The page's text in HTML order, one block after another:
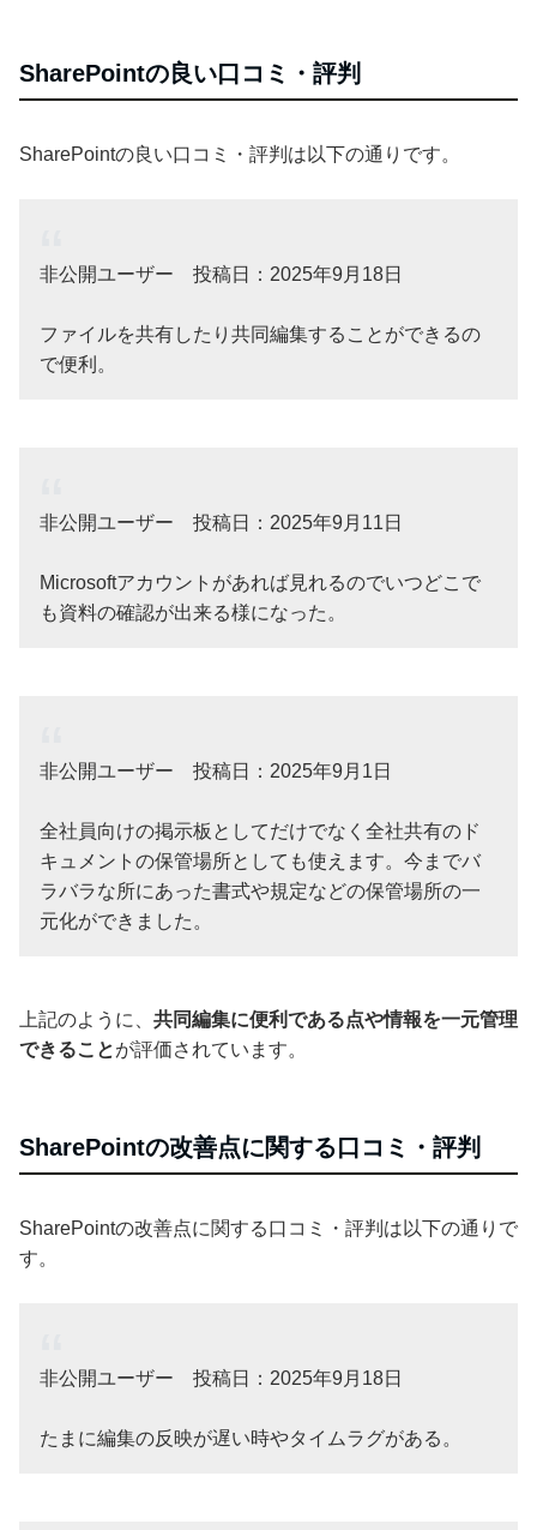
SharePointの良い口コミ・評判
SharePointの良い口コミ・評判は以下の通りです。
非公開ユーザー 投稿日：2025年9月18日
ファイルを共有したり共同編集することができるの
で便利。
非公開ユーザー 投稿日：2025年9月11日
Microsoftアカウントがあれば見れるのでいつどこで
も資料の確認が出来る様になった。
非公開ユーザー 投稿日：2025年9月1日
全社員向けの掲示板としてだけでなく全社共有のド
キュメントの保管場所としても使えます。今までバ
ラバラな所にあった書式や規定などの保管場所の一
元化ができました。
上記のように、 共同編集に便利である点や情報を一元管理
できることが評価されています。
SharePointの改善点に関する口コミ・評判
SharePointの改善点に関する口コミ・評判は以下の通りで
す。
非公開ユーザー 投稿日：2025年9月18日
たまに編集の反映が遅い時やタイムラグがある。